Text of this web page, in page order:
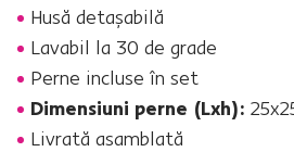
Husă detaşabilă
Lavabil la 30 de grade
Perne incluse în set
Dimensiuni perne (Lxh):
Livrată asamblată